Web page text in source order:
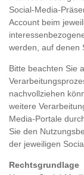
Social-Media-
Account beim
werden, auf denen
Bitte beachten Sie
nachvollziehen
weitere
Media-Portale
Sie den
der jeweiligen
Rechtsgrundlage